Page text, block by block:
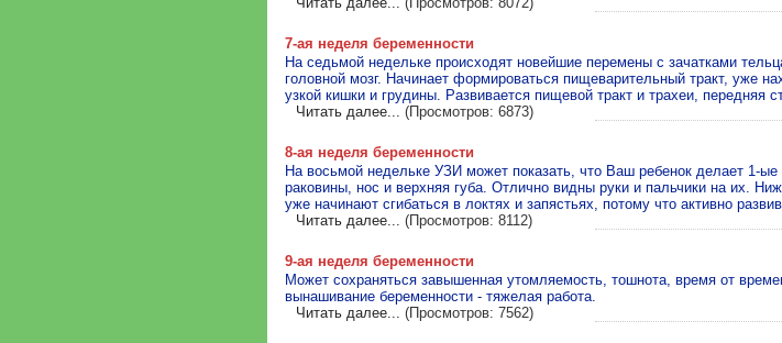
7-ая неделя беременности
На седьмой недельке происходят новейшие перемены с зачатками
головной мозг. Начинает формироваться пищеварительный тракт, уже
узкой кишки и грудины. Развивается пищевой тракт и трахеи, передняя
Читать далее...
(Просмотров: 6873)
8-ая неделя беременности
На восьмой недельке УЗИ может показать, что Ваш ребенок делает 1-
раковины, нос и верхняя губа. Отлично видны руки и пальчики на их.
уже начинают сгибаться в локтях и запястьях, потому что активно
Читать далее...
(Просмотров: 8112)
9-ая неделя беременности
Может сохраняться завышенная утомляемость, тошнота, время от
вынашивание беременности - тяжелая работа.
Читать далее...
(Просмотров: 7562)